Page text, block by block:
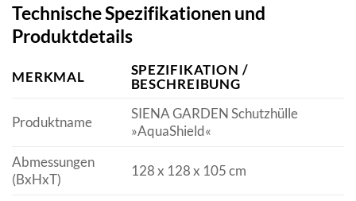
Technische Spezifikationen und
Produktdetails
MERKMAL
SPEZIFIKATION /
BESCHREIBUNG
Produktname
SIENA GARDEN Schutzhülle
»AquaShield«
Abmessungen
(BxHxT)
128 x 128 x 105 cm